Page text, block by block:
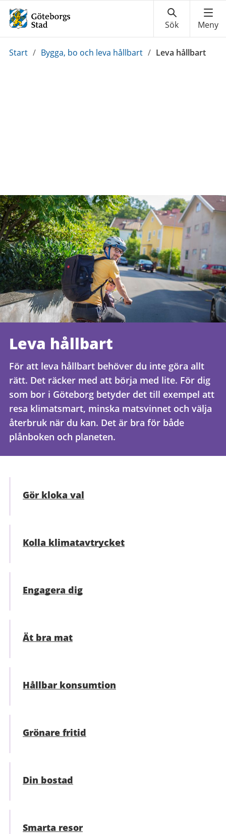
Du
Start / Bygga, bo och leva hållbart / Leva hållbart
Leva hållbart
För att leva hållbart behöver du inte göra allt
rätt. Det räcker med att börja med lite. För dig
som bor i Göteborg betyder det till exempel att
resa klimatsmart, minska matsvinnet och välja
återbruk när du kan. Det är bra för både
plånboken och planeten.
Gör kloka val
Kolla klimatavtrycket
Engagera dig
Ät bra mat
Hållbar konsumtion
Grönare fritid
Din bostad
Smarta resor